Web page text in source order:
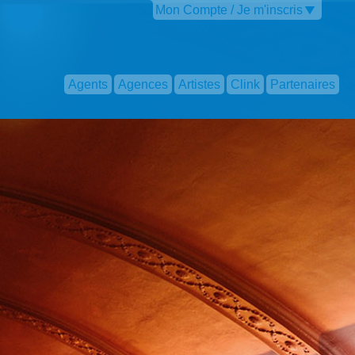
Mon Compte / Je m'inscris
Agents Agences Artistes Clink Partenaires